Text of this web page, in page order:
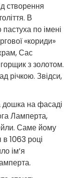
створення
В
по імені
«кориди»
Сас
з золотом.
річкою. Звідси,
дошка на фасаді
Ламперта,
Саме йому
1063 році
ім’я